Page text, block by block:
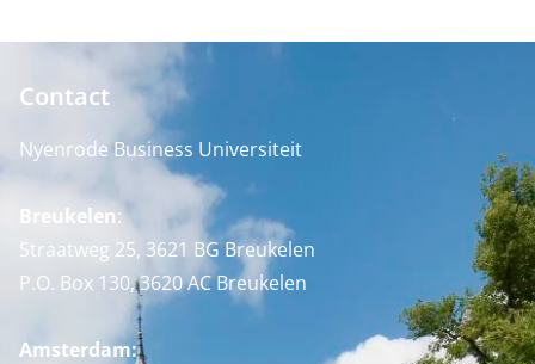
Contact
Nyenrode Business Universiteit
Breukelen:
Straatweg 25, 3621 BG Breukelen
P.O. Box 130, 3620 AC Breukelen
Amsterdam: